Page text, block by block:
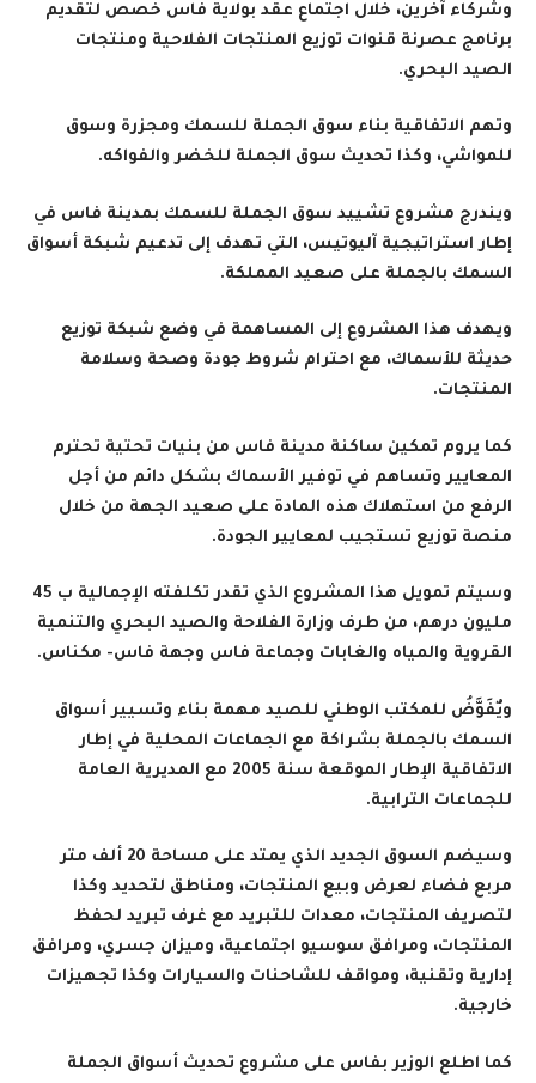
وشركاء آخرين، خلال اجتماع عقد بولاية فاس خصص لتقديم
برنامج عصرنة قنوات توزيع المنتجات الفلاحية ومنتجات
الصيد البحري.
وتهم الاتفاقية بناء سوق الجملة للسمك ومجزرة وسوق
للمواشي، وكذا تحديث سوق الجملة للخضر والفواكه.
ويندرج مشروع تشييد سوق الجملة للسمك بمدينة فاس في
إطار استراتيجية آليوتيس، التي تهدف إلى تدعيم شبكة أسواق
السمك بالجملة على صعيد المملكة.
ويهدف هذا المشروع إلى المساهمة في وضع شبكة توزيع
حديثة للأسماك، مع احترام شروط جودة وصحة وسلامة
المنتجات.
كما يروم تمكين ساكنة مدينة فاس من بنيات تحتية تحترم
المعايير وتساهم في توفير الأسماك بشكل دائم من أجل
الرفع من استهلاك هذه المادة على صعيد الجهة من خلال
منصة توزيع تستجيب لمعايير الجودة.
وسيتم تمويل هذا المشروع الذي تقدر تكلفته الإجمالية ب 45
مليون درهم، من طرف وزارة الفلاحة والصيد البحري والتنمية
القروية والمياه والغابات وجماعة فاس وجهة فاس- مكناس.
ويٌفَوَّضُ للمكتب الوطني للصيد مهمة بناء وتسيير أسواق
السمك بالجملة بشراكة مع الجماعات المحلية في إطار
الاتفاقية الإطار الموقعة سنة 2005 مع المديرية العامة
للجماعات الترابية.
وسيضم السوق الجديد الذي يمتد على مساحة 20 ألف متر
مربع فضاء لعرض وبيع المنتجات، ومناطق لتحديد وكذا
لتصريف المنتجات، معدات للتبريد مع غرف تبريد لحفظ
المنتجات، ومرافق سوسيو اجتماعية، وميزان جسري، ومرافق
إدارية وتقنية، ومواقف للشاحنات والسيارات وكذا تجهيزات
خارجية.
كما اطلع الوزير بفاس على مشروع تحديث أسواق الجملة